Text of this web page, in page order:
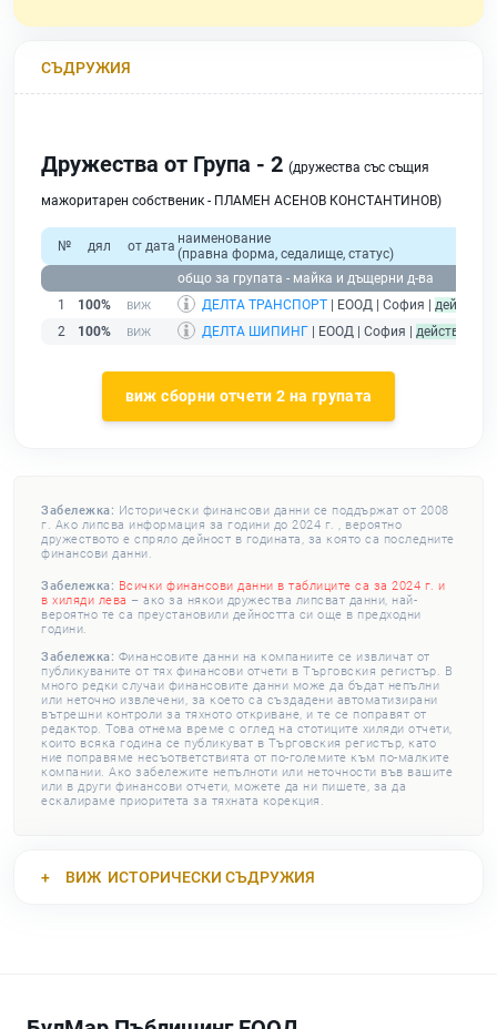
СЪДРУЖИЯ
Дружества от Група - 2 (дружества със същия
мажоритарен собственик - ПЛАМЕН АСЕНОВ КОНСТАНТИНОВ)
№ дял от дата наименование
(правна форма, седалище, статус)
общо за групата - майка и дъщерни д-ва
1
100% ДЕЛТА ТРАНСПОРТ | ЕООД | София | действащ
2
100% ДЕЛТА ШИПИНГ | ЕООД | София | действащ
виж сборни отчети 2 на групата
Забележка: Исторически финансови данни се поддържат от 2008
г. Ако липсва информация за години до 2024 г. , вероятно
дружеството е спряло дейност в годината, за която са последните
финансови данни.
Забележка: Всички финансови данни в таблиците са за 2024 г. и
в хиляди лева – ако за някои дружества липсват данни, най-
вероятно те са преустановили дейността си още в предходни
години.
Забележка: Финансовите данни на компаниите се извличат от
публикуваните от тях финансови отчети в Търговския регистър. В
много редки случаи финансовите данни може да бъдат непълни
или неточно извлечени, за което са създадени автоматизирани
вътрешни контроли за тяхното откриване, и те се поправят от
редактор. Това отнема време с оглед на стотиците хиляди отчети,
които всяка година се публикуват в Търговския регистър, като
ние поправяме несъответствията от по-големите към по-малките
компании. Ако забележите непълноти или неточности във вашите
или в други финансови отчети, можете да ни пишете, за да
ескалираме приоритета за тяхната корекция.
ВИЖ ИСТОРИЧЕСКИ СЪДРУЖИЯ